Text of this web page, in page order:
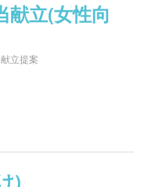
献立(女性向
立提案
)